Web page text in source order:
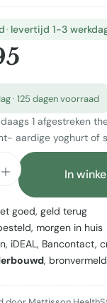
· levertijd 1-3
· 125 dagen voorraad
daags 1 afgestreken
aardige yoghurt of
In
goed, geld terug
morgen in huis
iDEAL, Bancontact,
,